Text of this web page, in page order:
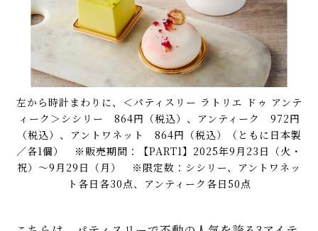
左から時計まわりに、＜パティスリー ラトリエ ドゥ アンテ
ィーク＞シシリー 864円（税込）、アンティーク 972円
（税込）、アントワネット 864円（税込）（ともに日本製
／各1個） ※販売期間：【PART1】2025年9月23日（火・
祝）〜9月29日（月） ※限定数：シシリー、アントワネッ
ト各日各30点、アンティーク各日50点